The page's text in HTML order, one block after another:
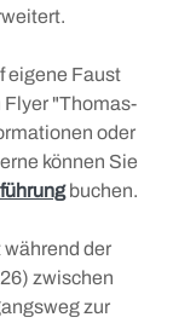
eigene Faust
Flyer "Thomas-
oder
können Sie
buchen.
der
zwischen
zur